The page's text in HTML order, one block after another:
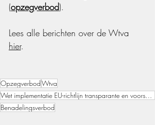
(opzegverbod).
Lees alle berichten over de Wtva
hier.
OpzegverbodWtva
Wet implementatie EU-richtlijn transparante en voorspelbare arbeidsvoorwaarden
Benadelingsverbod